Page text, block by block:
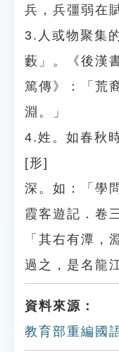
兵，兵彊弱在
3.人或物聚集
藪」。《後漢
篤傳》：「荒
淵。」
4.姓。如春秋
[形]
深。如：「學
霞客遊記．卷
「其右有潭，
過之，是名龍
資料來源：
教育部重編國